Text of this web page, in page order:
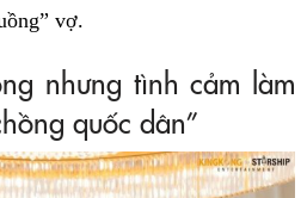
vợ.
nhưng tình cảm làm
quốc dân”